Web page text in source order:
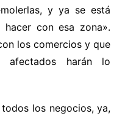
y ya se está
con esa zona».
los comercios y que
afectados harán lo
los negocios, ya,